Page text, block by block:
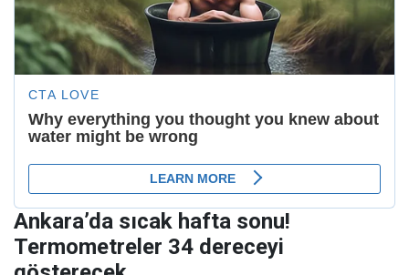
Ankara’da sıcak hafta sonu!
Termometreler 34 dereceyi